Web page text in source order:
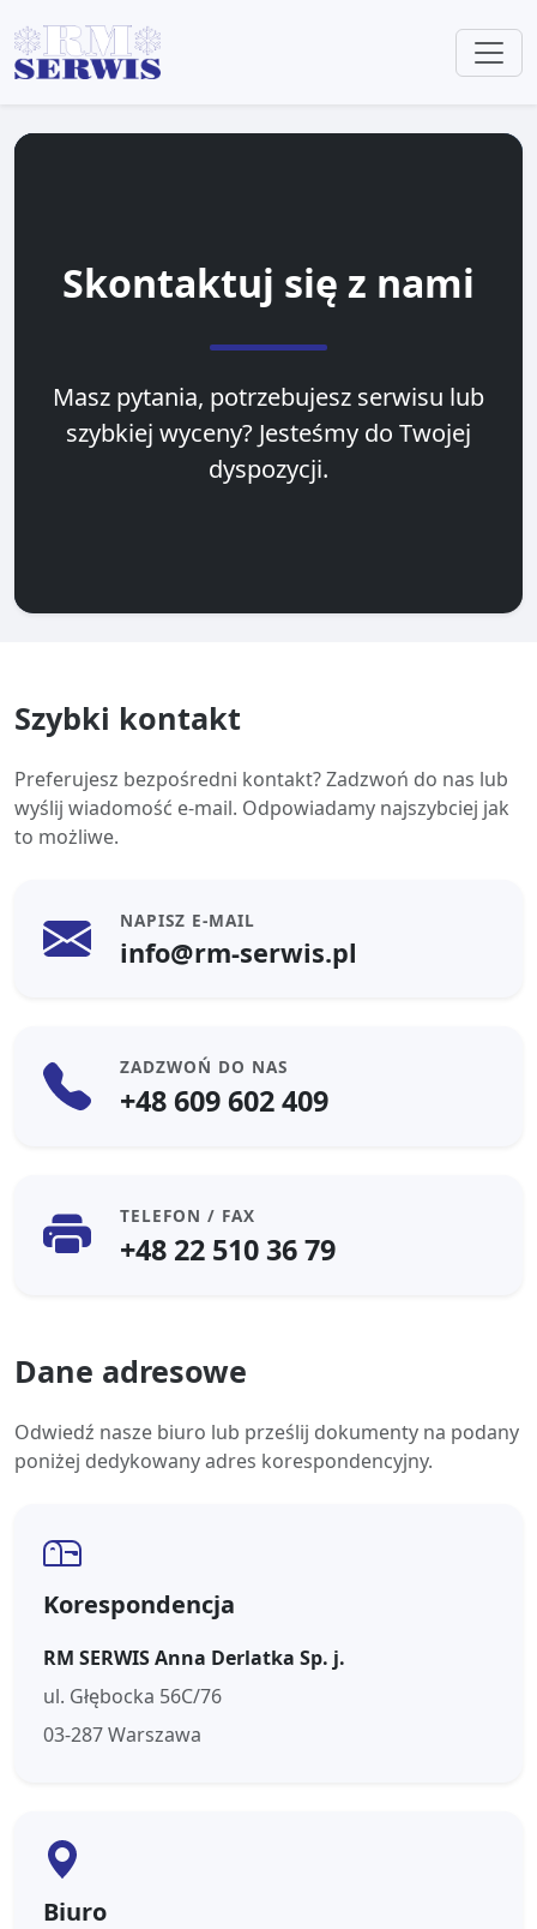
Skontaktuj się z nami
Masz pytania, potrzebujesz serwisu lub
szybkiej wyceny? Jesteśmy do Twojej
dyspozycji.
Szybki kontakt
Preferujesz bezpośredni kontakt? Zadzwoń do nas lub
wyślij wiadomość e-mail. Odpowiadamy najszybciej jak
to możliwe.
NAPISZ E-MAIL
info@rm-serwis.pl
ZADZWOŃ DO NAS
+48 609 602 409
TELEFON / FAX
+48 22 510 36 79
Dane adresowe
Odwiedź nasze biuro lub prześlij dokumenty na podany
poniżej dedykowany adres korespondencyjny.
Korespondencja
RM SERWIS Anna Derlatka Sp. j.
ul. Głębocka 56C/76
03-287 Warszawa
Biuro